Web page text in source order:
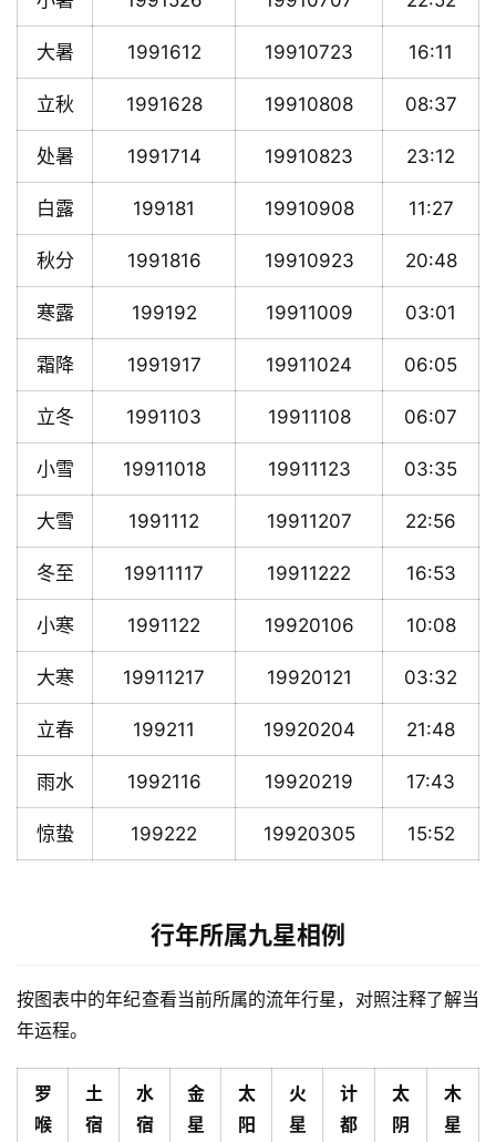
大暑 1991612 19910723 16:11
立秋 1991628 19910808 08:37
处暑 1991714 19910823 23:12
白露 199181 19910908 11:27
秋分 1991816 19910923 20:48
寒露 199192 19911009 03:01
霜降 1991917 19911024 06:05
立冬 1991103 19911108 06:07
小雪 19911018 19911123 03:35
大雪 1991112 19911207 22:56
冬至 19911117 19911222 16:53
小寒 1991122 19920106 10:08
大寒 19911217 19920121 03:32
立春 199211 19920204 21:48
雨水 1992116 19920219 17:43
惊蛰 199222 19920305 15:52
行年所属九星相例
按图表中的年纪查看当前所属的流年行星，对照注释了解当
年运程。
罗
喉
土
宿
水
宿
金
星
太
阳
火
星
计
都
太
阴
木
星